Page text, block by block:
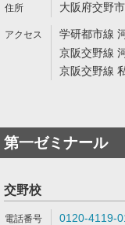
大阪府交野
学研都市線
京阪交野線
京阪交野線
第一ゼミナール
交野校
0120-4119-